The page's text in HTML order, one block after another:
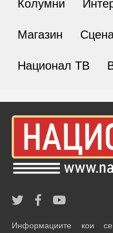
Колумни
Магазин
Национал ТВ
Информациите кои